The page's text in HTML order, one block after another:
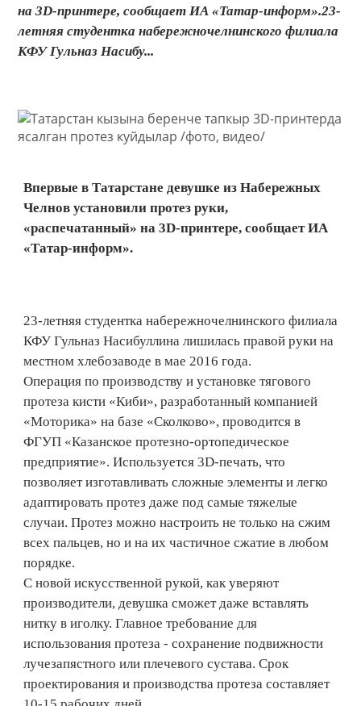
на 3D-принтере, сообщает ИА «Татар-информ».23-
летняя студентка набережночелнинского филиала
КФУ Гульназ Насибу...
Впервые в Татарстане девушке из Набережных
Челнов установили протез руки,
«распечатанный» на 3D-принтере, сообщает ИА
«Татар-информ».
23-летняя студентка набережночелнинского филиала
КФУ Гульназ Насибуллина лишилась правой руки на
местном хлебозаводе в мае 2016 года.
Операция по производству и установке тягового
протеза кисти «Киби», разработанный компанией
«Моторика» на базе «Сколково», проводится в
ФГУП «Казанское протезно-ортопедическое
предприятие». Используется 3D-печать, что
позволяет изготавливать сложные элементы и легко
адаптировать протез даже под самые тяжелые
случаи. Протез можно настроить не только на сжим
всех пальцев, но и на их частичное сжатие в любом
порядке.
С новой искусственной рукой, как уверяют
производители, девушка сможет даже вставлять
нитку в иголку. Главное требование для
использования протеза - сохранение подвижности
лучезапястного или плечевого сустава. Срок
проектирования и производства протеза составляет